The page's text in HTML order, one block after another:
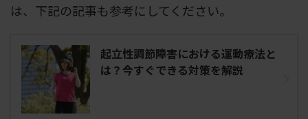
は、下記の記事も参考にしてください。
起立性調節障害における運動療法と
は？今すぐできる対策を解説